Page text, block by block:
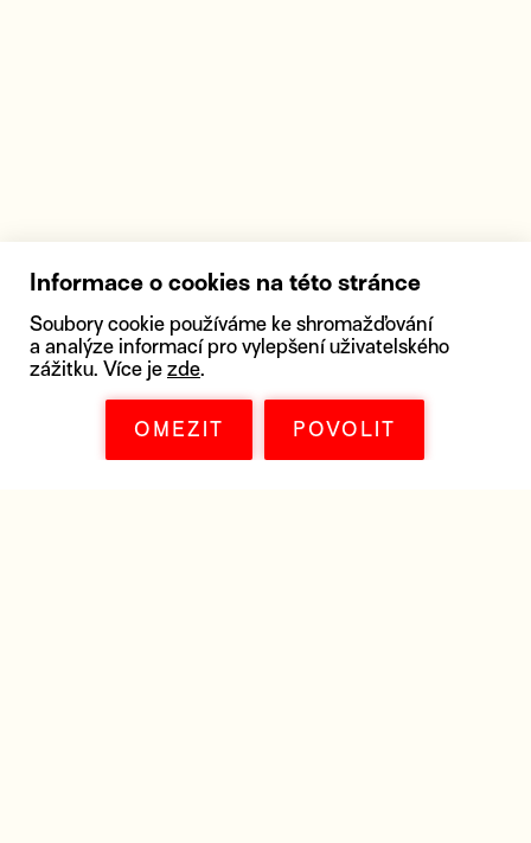
KE STAŽENÍ
Získejte všechny materiály k filmu, které
potřebujete – plakát, distribuční listy,
snímky ve vysokém rozlišení,
marketingové materiály, trailer nebo třeba
Informace o cookies na této stránce
Soubory cookie používáme ke shromažďování
a analýze informací pro vylepšení uživatelského
zážitku. Více je zde.
OMEZIT POVOLIT